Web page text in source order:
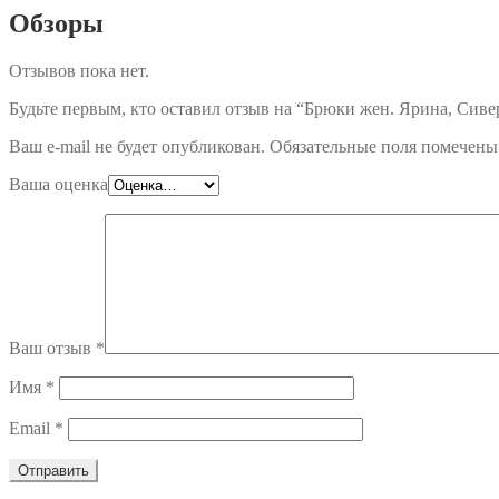
Обзоры
Отзывов пока нет.
Будьте первым, кто оставил отзыв на “Брюки жен. Ярина,
Ваш e-mail не будет опубликован. Обязательные поля помечены
Ваша оценка
Ваш отзыв *
Имя *
Email *